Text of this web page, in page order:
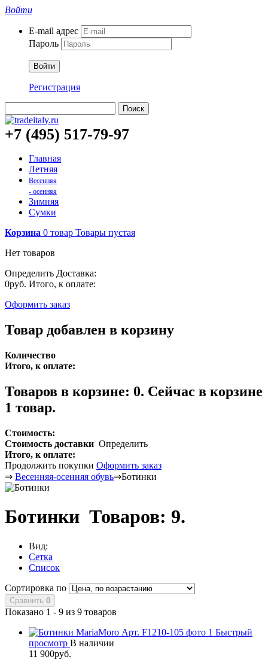
Войти
E-mail адрес
Пароль
Войти
Регистрация
Поиск
+7 (495) 517-79-97
Главная
Летняя
Весенняя
- осенняя
Зимняя
Сумки
Корзина 0 товар Товары пустая
Нет товаров
Определить Доставка:
0руб. Итого, к оплате:
Оформить заказ
Товар добавлен в корзину
Количество
Итого, к оплате:
Товаров в корзине: 0. Сейчас в корзине
1 товар.
Стоимость:
Стоимость доставки Определить
Итого, к оплате:
Продолжить покупки Оформить заказ
⇒ Весенняя-осенняя обувь⇒Ботинки
Ботинки Товаров: 9.
Вид:
Сетка
Список
Сортировка по
Сравнить 0
Показано 1 - 9 из 9 товаров
Быстрый
просмотр В наличии
11 900руб.